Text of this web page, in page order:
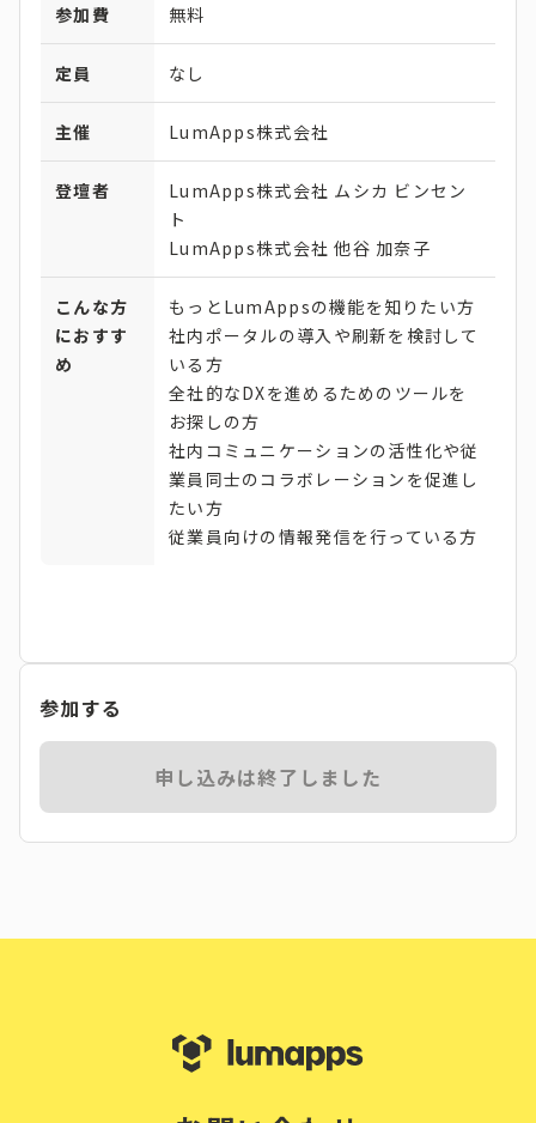
参加費 無料
定員 なし
主催 LumApps株式会社
登壇者
LumApps株式会社 ムシカ ビンセン
ト
LumApps株式会社 他谷 加奈子
こんな方
におすす
め
もっとLumAppsの機能を知りたい方
社内ポータルの導入や刷新を検討して
いる方
全社的なDXを進めるためのツールを
お探しの方
社内コミュニケーションの活性化や従
業員同士のコラボレーションを促進し
たい方
従業員向けの情報発信を行っている方
参加する
申し込みは終了しました